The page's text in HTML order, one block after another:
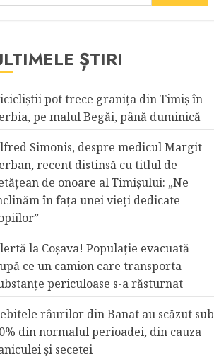
ȘTIRI
pot trece graniţa din Timiş în
pe malul Begăi, până duminică
Simonis, despre medicul Margit
recent distinsă cu titlul de
de onoare al Timişului: „Ne
în fața unei vieți dedicate
la Coşava! Populaţie evacuată
ce un camion care transporta
periculoase s-a răsturnat
râurilor din Banat au scăzut sub
din normalul perioadei, din cauza
şi secetei